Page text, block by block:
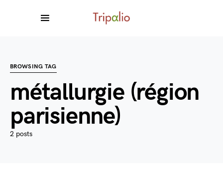
BROWSING TAG
métallurgie (région
parisienne)
2 posts